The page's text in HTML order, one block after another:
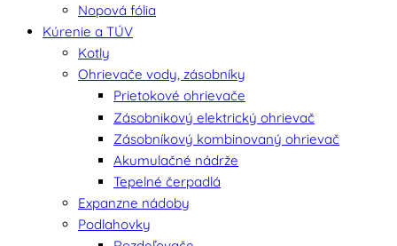
Nopová fólia
Kúrenie a TÚV
Kotly
Ohrievače vody, zásobníky
Prietokové ohrievače
Zásobnikový elektrický ohrievač
Zásobníkový kombinovaný ohrievač
Akumulačné nádrže
Tepelné čerpadlá
Expanzne nádoby
Podlahovky